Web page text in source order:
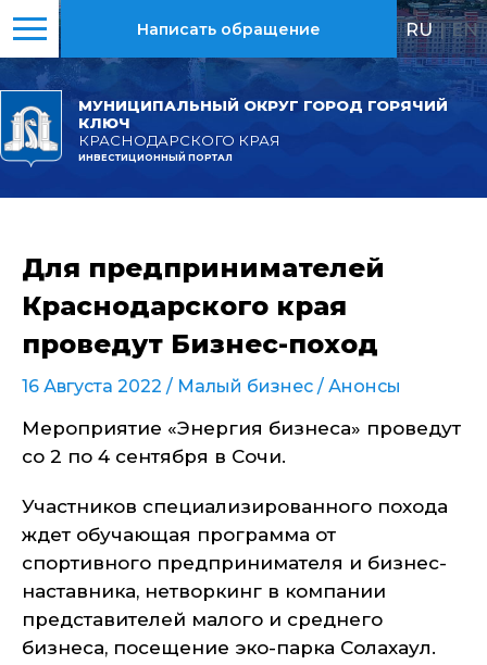
МУНИЦИПАЛЬНЫЙ ОКРУГ ГОРОД ГОРЯЧИЙ
КЛЮЧ
КРАСНОДАРСКОГО КРАЯ
ИНВЕСТИЦИОННЫЙ ПОРТАЛ
Написать обращение RU | EN
Для предпринимателей
Краснодарского края
проведут Бизнес-поход
16 Августа 2022 / Малый бизнес / Анонсы
Мероприятие «Энергия бизнеса» проведут
со 2 по 4 сентября в Сочи.
Участников специализированного похода
ждет обучающая программа от
спортивного предпринимателя и бизнес-
наставника, нетворкинг в компании
представителей малого и среднего
бизнеса, посещение эко-парка Солахаул.